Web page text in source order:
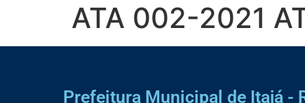
ATA 002-2021
Prefeitura Municipal de Itajá -